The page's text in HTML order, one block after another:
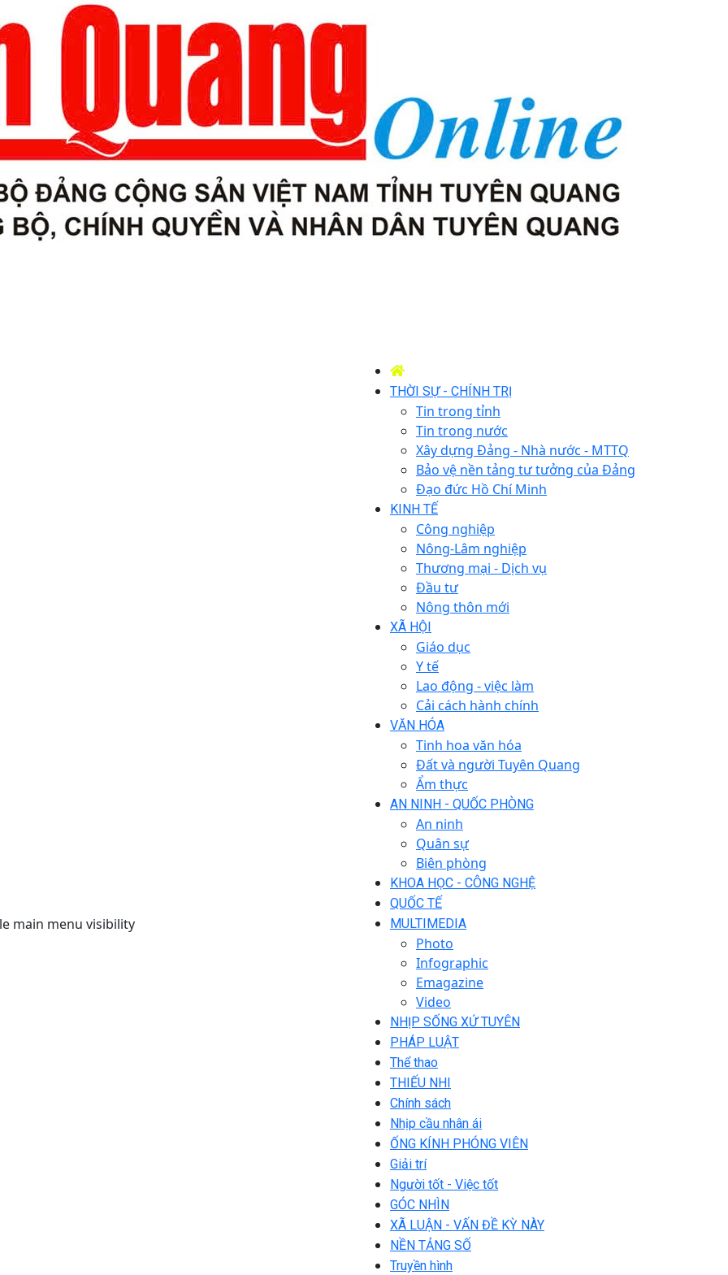
main menu visibility
THỜI SỰ - CHÍNH TRỊ
Tin trong tỉnh
Tin trong nước
Xây dựng Đảng - Nhà nước - MTTQ
Bảo vệ nền tảng tư tưởng của Đảng
Đạo đức Hồ Chí Minh
KINH TẾ
Công nghiệp
Nông-Lâm nghiệp
Thương mại - Dịch vụ
Đầu tư
Nông thôn mới
XÃ HỘI
Giáo dục
Y tế
Lao động - việc làm
Cải cách hành chính
VĂN HÓA
Tinh hoa văn hóa
Đất và người Tuyên Quang
Ẩm thực
AN NINH - QUỐC PHÒNG
An ninh
Quân sự
Biên phòng
KHOA HỌC - CÔNG NGHỆ
QUỐC TẾ
MULTIMEDIA
Photo
Infographic
Emagazine
Video
NHỊP SỐNG XỨ TUYÊN
PHÁP LUẬT
Thể thao
THIẾU NHI
Chính sách
Nhịp cầu nhân ái
ỐNG KÍNH PHÓNG VIÊN
Giải trí
Người tốt - Việc tốt
GÓC NHÌN
XÃ LUẬN - VẤN ĐỀ KỲ NÀY
NỀN TẢNG SỐ
Truyền hình